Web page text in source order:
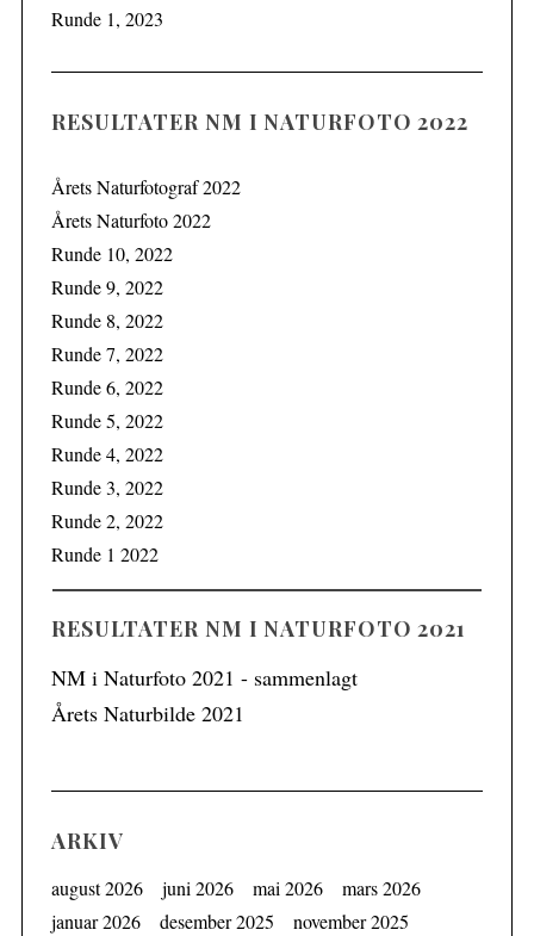
Runde 1, 2023
RESULTATER NM I NATURFOTO 2022
Årets Naturfotograf 2022
Årets Naturfoto 2022
Runde 10, 2022
Runde 9, 2022
Runde 8, 2022
Runde 7, 2022
Runde 6, 2022
Runde 5, 2022
Runde 4, 2022
Runde 3, 2022
Runde 2, 2022
Runde 1 2022
RESULTATER NM I NATURFOTO 2021
NM i Naturfoto 2021 - sammenlagt
Årets Naturbilde 2021
ARKIV
august 2026 juni 2026 mai 2026
mars 2026
januar 2026
desember 2025
november 2025